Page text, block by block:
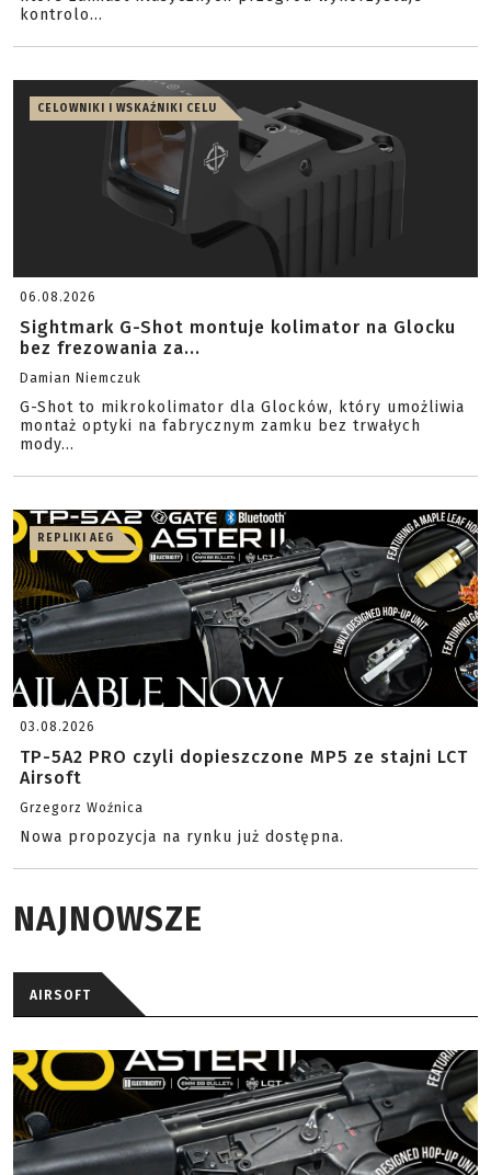
kontrolo...
CELOWNIKI I WSKAŹNIKI CELU
06.08.2026
Sightmark G-Shot montuje kolimator na Glocku
bez frezowania za...
Damian Niemczuk
G-Shot to mikrokolimator dla Glocków, który umożliwia
montaż optyki na fabrycznym zamku bez trwałych
mody...
REPLIKI AEG
03.08.2026
TP-5A2 PRO czyli dopieszczone MP5 ze stajni LCT
Airsoft
Grzegorz Woźnica
Nowa propozycja na rynku już dostępna.
NAJNOWSZE
AIRSOFT